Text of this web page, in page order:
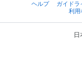
ヘルプ
ガイドラ
利用
日